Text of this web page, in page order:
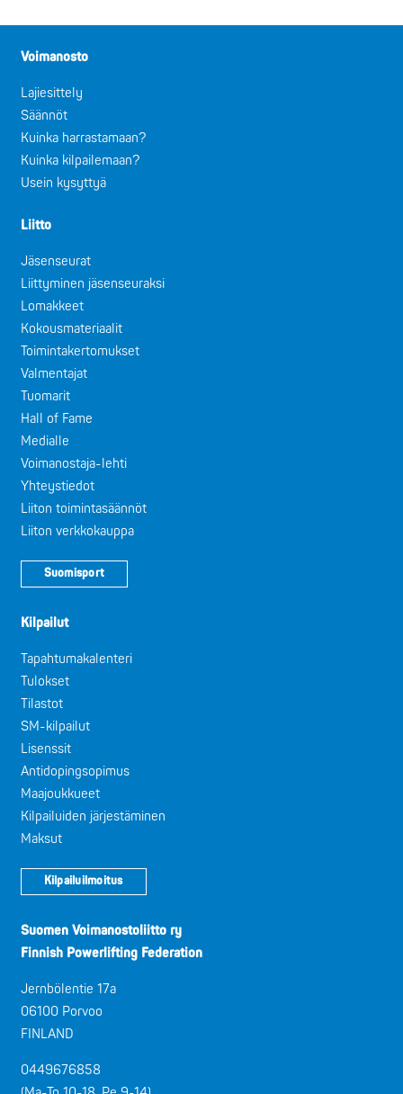
Voimanosto
Lajiesittely
Säännöt
Kuinka harrastamaan?
Kuinka kilpailemaan?
Usein kysyttyä
Liitto
Jäsenseurat
Liittyminen jäsenseuraksi
Lomakkeet
Kokousmateriaalit
Toimintakertomukset
Valmentajat
Tuomarit
Hall of Fame
Medialle
Voimanostaja-lehti
Yhteystiedot
Liiton toimintasäännöt
Liiton verkkokauppa
Suomisport
Kilpailut
Tapahtumakalenteri
Tulokset
Tilastot
SM-kilpailut
Lisenssit
Antidopingsopimus
Maajoukkueet
Kilpailuiden järjestäminen
Maksut
Kilpailuilmoitus
Suomen Voimanostoliitto ry
Finnish Powerlifting Federation
Jernbölentie 17a
06100 Porvoo
FINLAND
0449676858